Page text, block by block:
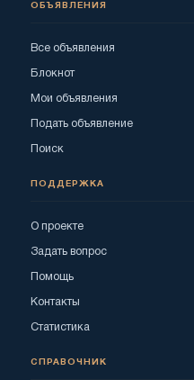
ОБЪЯВЛЕНИЯ
Все объявления
Блокнот
Мои объявления
Подать объявление
Поиск
ПОДДЕРЖКА
О проекте
Задать вопрос
Помощь
Контакты
Статистика
СПРАВОЧНИК